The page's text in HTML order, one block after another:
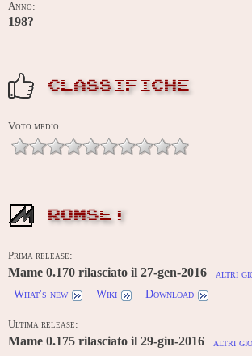
Anno:
198?
CLASSIFICHE
Voto medio:
ROMSET
Prima release:
Mame 0.170 rilasciato il 27-gen-2016
altri
What's new
Wiki Download
Ultima release:
Mame 0.175 rilasciato il 29-giu-2016
altri